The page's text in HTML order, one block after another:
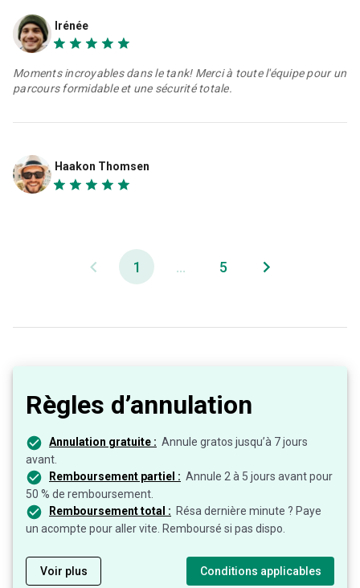
Irénée
Moments incroyables dans le tank! Merci à toute l'équipe pour un
parcours formidable et une sécurité totale.
Haakon Thomsen
1 ... 5
Règles d’annulation
Annulation gratuite : Annule gratos jusqu’à 7 jours
avant.
Remboursement partiel : Annule 2 à 5 jours avant pour
50 % de remboursement.
Remboursement total : Résa dernière minute ? Paye
un acompte pour aller vite. Remboursé si pas dispo.
Voir plus Conditions applicables